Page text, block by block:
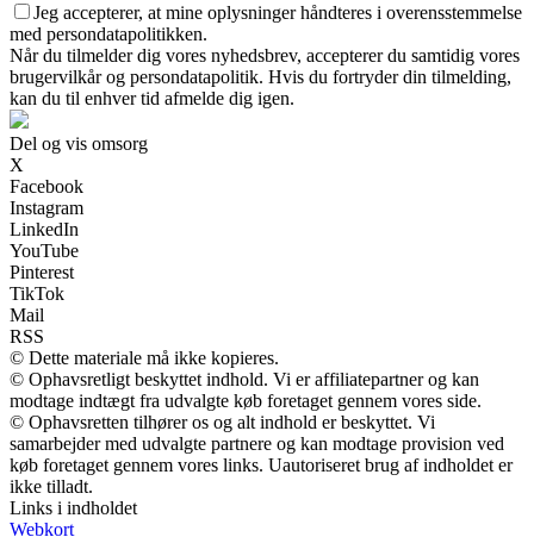
Jeg accepterer, at mine oplysninger håndteres i overensstemmelse
med persondatapolitikken.
Når du tilmelder dig vores nyhedsbrev, accepterer du samtidig vores
brugervilkår og persondatapolitik. Hvis du fortryder din tilmelding,
kan du til enhver tid afmelde dig igen.
Del og vis omsorg
X
Facebook
Instagram
LinkedIn
YouTube
Pinterest
TikTok
Mail
RSS
© Dette materiale må ikke kopieres.
© Ophavsretligt beskyttet indhold. Vi er affiliatepartner og kan
modtage indtægt fra udvalgte køb foretaget gennem vores side.
© Ophavsretten tilhører os og alt indhold er beskyttet. Vi
samarbejder med udvalgte partnere og kan modtage provision ved
køb foretaget gennem vores links. Uautoriseret brug af indholdet er
ikke tilladt.
Links i indholdet
Webkort